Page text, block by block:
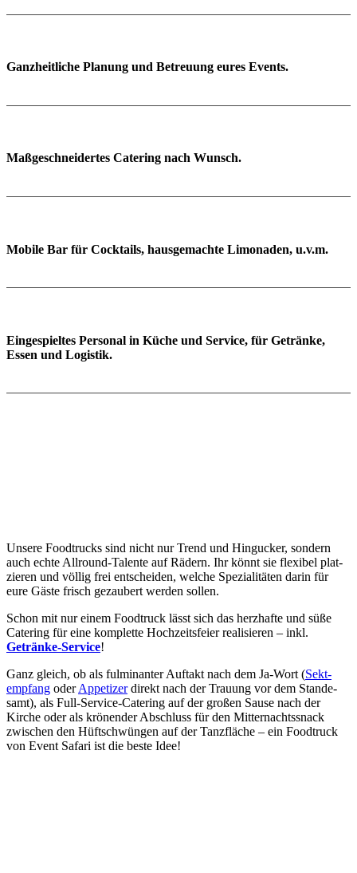
Ganzheitliche Planung und Betreuung eures Events.
Maßge­schnei­der­tes Catering nach Wunsch.
Mobile Bar für Cock­tails, haus­ge­machte Limo­naden, u.v.m.
Einge­spiel­tes Per­sonal in Küche und Service, für Getränke,
Essen und Logistik.
Unsere Food­trucks sind nicht nur Trend und Hin­gucker, sondern
auch echte All­round-Talente auf Rädern. Ihr könnt sie flexibel plat­
zieren und völlig frei ent­scheiden, welche Spe­zia­litäten darin für
eure Gäste frisch gezaubert werden sollen.
Schon mit nur einem Food­truck lässt sich das herz­hafte und süße
Catering für eine kom­plette Hoch­zeits­feier rea­li­sieren – inkl.
Getränke-Service!
Ganz gleich, ob als ful­mi­nan­ter Auftakt nach dem Ja-Wort (Sekt­
empfang oderAppetizerdirekt nach der Trauung vor dem Stande­
samt), als Full-Service-Catering auf der großen Sause nach der
Kirche oder als krönender Abschluss für den Mitter­nachts­snack
zwischen den Hüft­schwüngen auf der Tanz­fläche – ein Food­truck
von Event Safari ist die beste Idee!